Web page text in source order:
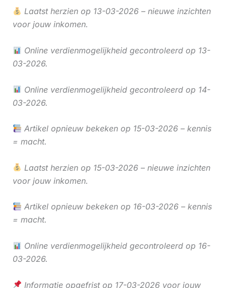
Laatst herzien op 13-03-2026 – nieuwe inzichten
voor jouw inkomen.
Online verdienmogelijkheid gecontroleerd op 13-
03-2026.
Online verdienmogelijkheid gecontroleerd op 14-
03-2026.
Artikel opnieuw bekeken op 15-03-2026 – kennis
= macht.
Laatst herzien op 15-03-2026 – nieuwe inzichten
voor jouw inkomen.
Artikel opnieuw bekeken op 16-03-2026 – kennis
= macht.
Online verdienmogelijkheid gecontroleerd op 16-
03-2026.
Informatie opgefrist op 17-03-2026 voor jouw